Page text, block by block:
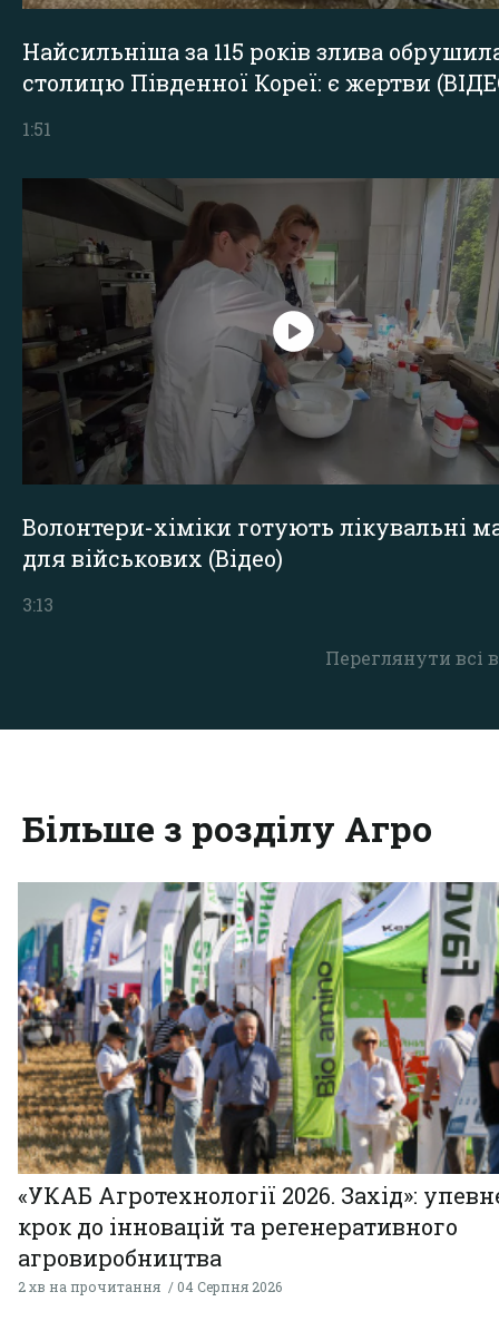
Переглянути всі
Найсильніша за 115 років злива
столицю Південної Кореї: є жертви
1:51
Волонтери-хіміки готують лікувальні
для військових (Відео)
3:13
Більше з розділу Агро
«УКАБ Агротехнології 2026. Захід»:
крок до інновацій та регенеративного
агровиробництва
2 хв на прочитання 04 Серпня 2026